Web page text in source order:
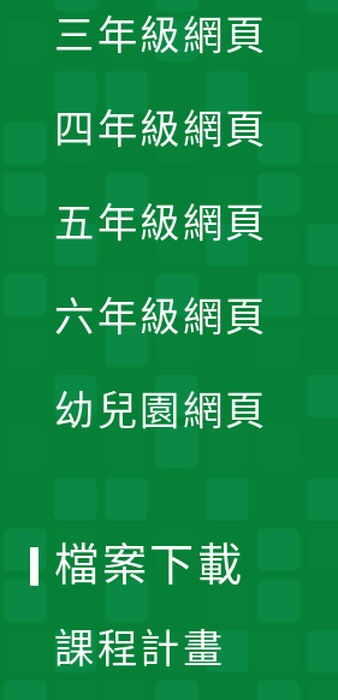
三年級網頁
四年級網頁
五年級網頁
六年級網頁
幼兒園網頁
檔案下載
課程計畫